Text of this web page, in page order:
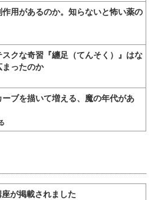
用があるのか。知らないと怖い薬の
クな奇習『纏足（てんそく）』はな
ったのか
ブを描いて増える、魔の年代があ
が掲載されました